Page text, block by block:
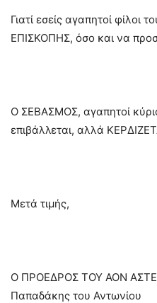
Γιατί εσείς αγαπητοί
ΕΠΙΣΚΟΠΗΣ, όσο και να
Ο ΣΕΒΑΣΜΟΣ, αγαπητοί
επιβάλλεται, αλλά
Μετά τιμής,
Ο ΠΡΟΕΔΡΟΣ ΤΟΥ ΑΟΝ
Παπαδάκης του Αντωνίου